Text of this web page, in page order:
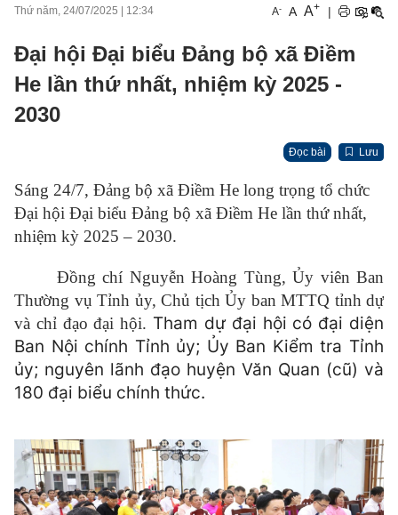
Thứ năm, 24/07/2025 12:34 A- A A+ |
Đại hội Đại biểu Đảng bộ xã Điềm
He lần thứ nhất, nhiệm kỳ 2025 -
2030
Đọc bài Lưu
Sáng 24/7, Đảng bộ xã Điềm He long trọng tổ chức
Đại hội Đại biểu Đảng bộ xã Điềm He lần thứ nhất,
nhiệm kỳ 2025 – 2030.
Đồng chí Nguyễn Hoàng Tùng, Ủy viên Ban
Thường vụ Tỉnh ủy, Chủ tịch Ủy ban MTTQ tỉnh dự
và chỉ đạo đại hội. Tham dự đại hội có đại diện
Ban Nội chính Tỉnh ủy; Ủy Ban Kiểm tra Tỉnh
ủy; nguyên lãnh đạo huyện Văn Quan (cũ) và
180 đại biểu chính thức.